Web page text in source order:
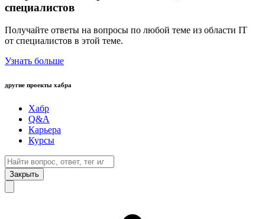
специалистов
Получайте ответы на вопросы по любой теме из области IT
от специалистов в этой теме.
Узнать больше
другие проекты хабра
Хабр
Q&A
Карьера
Курсы
Закрыть